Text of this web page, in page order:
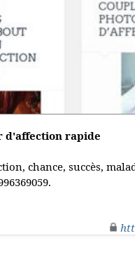
d'affection rapide
chance, succès,